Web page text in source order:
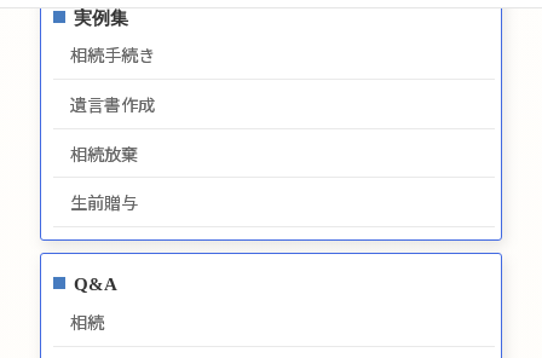
実例集
相続手続き
遺言書作成
相続放棄
生前贈与
Q&A
相続